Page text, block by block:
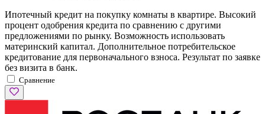
Ипотечный кредит на покупку комнаты в квартире. Высокий
процент одобрения кредита по сравнению с другими
предложениями по рынку. Возможность использовать
материнский капитал. Дополнительное потребительское
кредитование для первоначального взноса. Результат по заявке
без визита в банк.
Сравнение